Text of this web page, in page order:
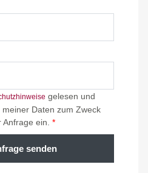
gelesen und
Daten zum Zweck
Anfrage ein. *
senden